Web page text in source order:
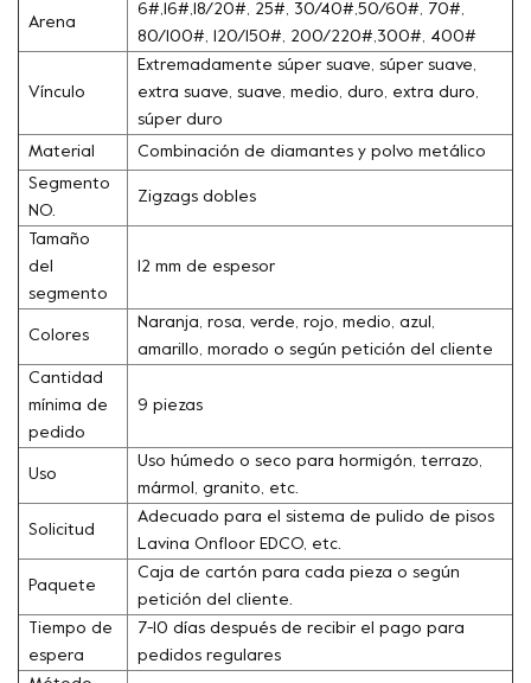
Arena
6#,16#,18/20#, 25#, 30/40#,50/60#, 70#,
80/100#, 120/150#, 200/220#,300#, 400#
Vínculo
Extremadamente súper suave, súper suave,
extra suave, suave, medio, duro, extra duro,
súper duro
Material Combinación de diamantes y polvo metálico
Segmento
NO.
Zigzags dobles
Tamaño
del
segmento
12 mm de espesor
Colores
Naranja, rosa, verde, rojo, medio, azul,
amarillo, morado o según petición del cliente
Cantidad
mínima de
pedido
9 piezas
Uso
Uso húmedo o seco para hormigón, terrazo,
mármol, granito, etc.
Solicitud
Adecuado para el sistema de pulido de pisos
Lavina Onfloor EDCO, etc.
Paquete
Caja de cartón para cada pieza o según
petición del cliente.
Tiempo de
espera
7-10 días después de recibir el pago para
pedidos regulares